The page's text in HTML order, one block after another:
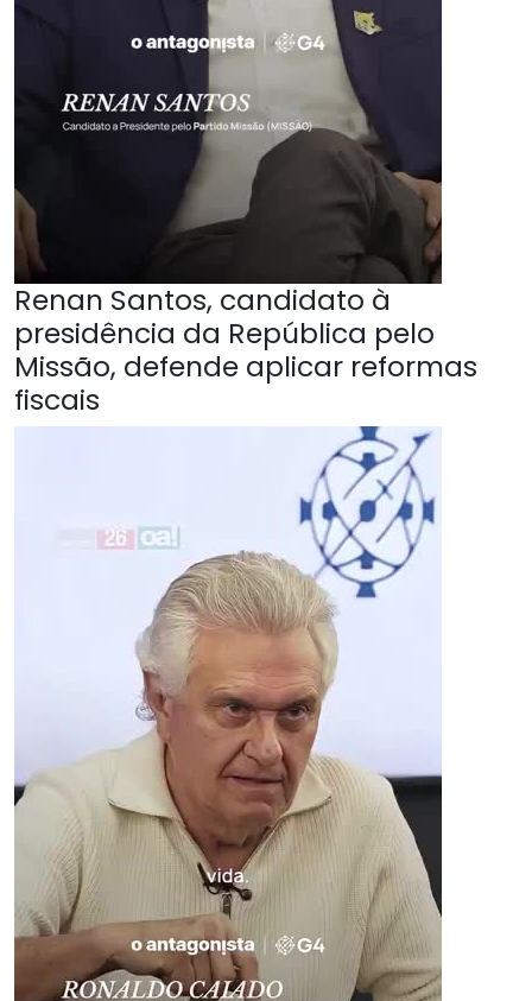
Renan Santos, candidato à
presidência da República pelo
Missão, defende aplicar reformas
fiscais